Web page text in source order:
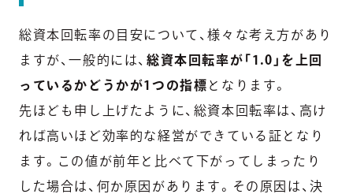
総資本回転率の目安について、様々な考え方があり
ますが、一般的には、 総資本回転率が「1.0」を上回
っているかどうかが1つの指標 となります。
先ほども申し上げたように、総資本回転率は、高け
れば高いほど効率的な経営ができている証となり
ます。この値が前年と比べて下がってしまったり
した場合は、何か原因があります。その原因は、決